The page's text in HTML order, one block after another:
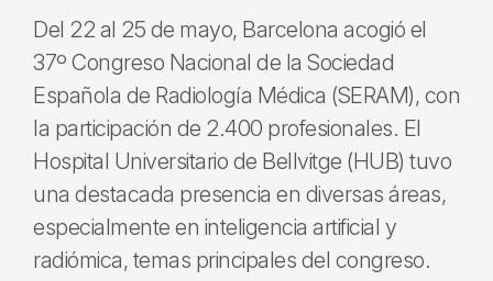
Del 22 al 25 de mayo, Barcelona acogió el
37º Congreso Nacional de la Sociedad
Española de Radiología Médica (SERAM), con
la participación de 2.400 profesionales. El
Hospital Universitario de Bellvitge (HUB) tuvo
una destacada presencia en diversas áreas,
especialmente en inteligencia artificial y
radiómica, temas principales del congreso.